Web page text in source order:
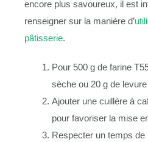
encore plus savoureux, il est
renseigner sur la manière d’
pâtisserie.
Pour 500 g de farine
sèche ou 20 g de
Ajouter une cuillère à
pour favoriser la mise
Respecter un temps de